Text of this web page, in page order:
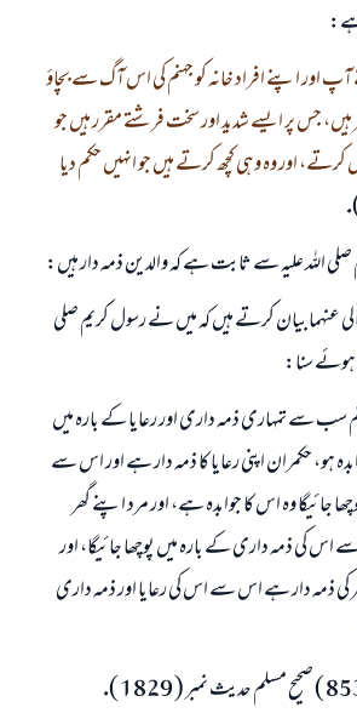
ہے:
اور اپنے افراد خانہ كو جہنم كى اس آگ سے بچاؤ
جس پر ايسے شديد اور سخت فرشتے مقرر ہيں جو
كرتے، اور وہ وہى كچھ كرتے ہيں جو انہيں حكم ديا
اللہ عليہ سے ثابت ہے كہ والدين ذمہ دار ہيں:
عنہما بيان كرتے ہيں كہ ميں نے رسول كريم صلى
ہوئے سنا:
سب سے تمہارى ذمہ دارى اور رعايا كے بارہ ميں
ہو، حكمران اپنى رعايا كا ذمہ دار ہے اور اس سے
جائيگا وہ اس كا جوابدہ ہے، اور مرد اپنے گھر
كى ذمہ دارى كے بارہ ميں پوچھا جائيگا، اور
ذمہ دار ہے اس سے اس كى رعايا اور ذمہ دارى